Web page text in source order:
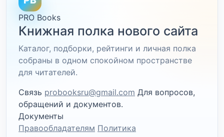
PRO Books
Книжная полка нового сайта
Каталог, подборки, рейтинги и личная полка
собраны в одном спокойном пространстве
для читателей.
Связь probooksru@gmail.com Для вопросов,
обращений и документов.
Документы
Правообладателям Политика